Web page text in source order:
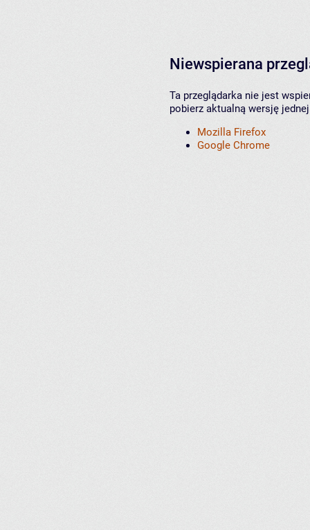
Niewspierana
Ta przeglądarka nie jest
pobierz aktualną wersję
Mozilla Firefox
Google Chrome